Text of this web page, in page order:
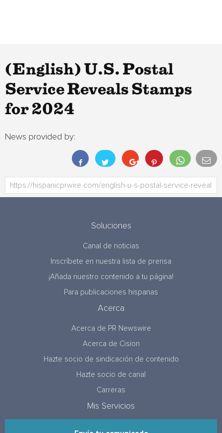
(English) U.S. Postal
Service Reveals Stamps
for 2024
News provided by:
Soluciones
Canal de noticias
Inscríbete en nuestra lista de prensa
¡Añada nuestro contenido a tu página!
Para publicaciones hispanas
Acerca
Acerca de PR Newswire
Acerca de Cision
Hazte socio de sindicación de contenido
Hazte socio de canal
Carreras
Mis Servicios